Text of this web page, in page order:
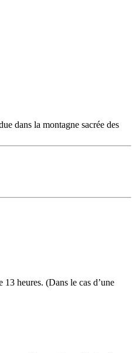
dans la montagne sacrée des
heures. (Dans le cas d’une